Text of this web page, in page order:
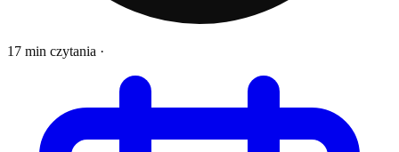
17 min czytania ·